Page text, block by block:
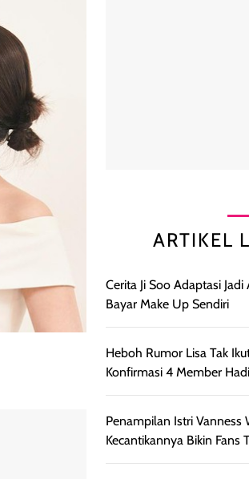
ARTIKEL
Cerita Ji Soo Adaptasi
Bayar Make Up Sendiri
Heboh Rumor Lisa Tak
Konfirmasi 4 Member
Penampilan Istri Vanness
Kecantikannya Bikin Fans